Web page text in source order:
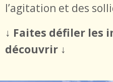
l’agitation et des
↓ Faites défiler les
découvrir ↓